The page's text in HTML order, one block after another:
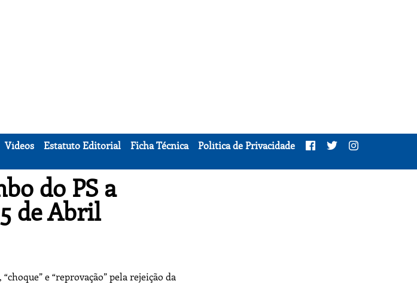
Vídeos Estatuto Editorial Ficha Técnica
Política de Privacidade
do PS a
de Abril
e “reprovação” pela rejeição da